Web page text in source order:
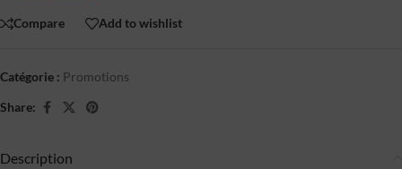
Compare Add to wishlist
Catégorie : Promotions
Share:
Description